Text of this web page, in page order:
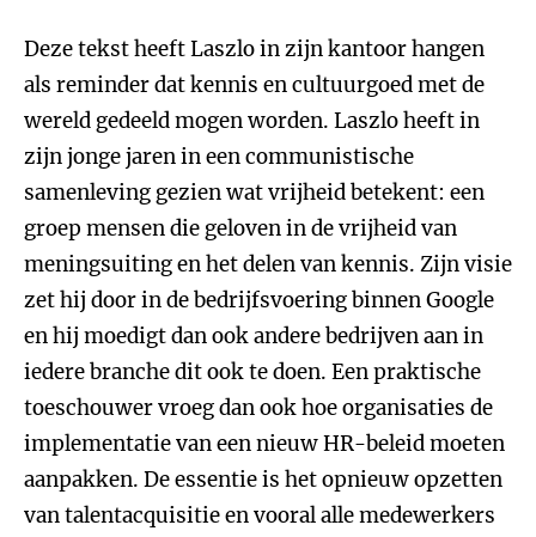
Deze tekst heeft Laszlo in zijn kantoor hangen
als reminder dat kennis en cultuurgoed met de
wereld gedeeld mogen worden. Laszlo heeft in
zijn jonge jaren in een communistische
samenleving gezien wat vrijheid betekent: een
groep mensen die geloven in de vrijheid van
meningsuiting en het delen van kennis. Zijn visie
zet hij door in de bedrijfsvoering binnen Google
en hij moedigt dan ook andere bedrijven aan in
iedere branche dit ook te doen. Een praktische
toeschouwer vroeg dan ook hoe organisaties de
implementatie van een nieuw HR-beleid moeten
aanpakken. De essentie is het opnieuw opzetten
van talentacquisitie en vooral alle medewerkers